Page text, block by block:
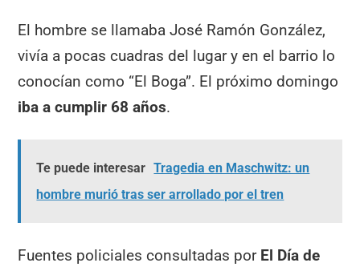
El hombre se llamaba José Ramón González,
vivía a pocas cuadras del lugar y en el barrio lo
conocían como “El Boga”. El próximo domingo
iba a cumplir 68 años.
Te puede interesar Tragedia en Maschwitz: un
hombre murió tras ser arrollado por el tren
Fuentes policiales consultadas por El Día de